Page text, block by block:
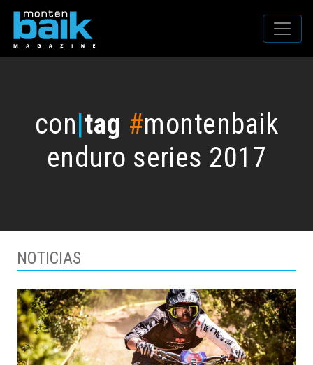
con|tag #montenbaik
enduro series 2017
NOTICIAS